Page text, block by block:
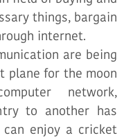
things, bargain
internet.
are being
plane for the moon
network,
to another has
enjoy a cricket